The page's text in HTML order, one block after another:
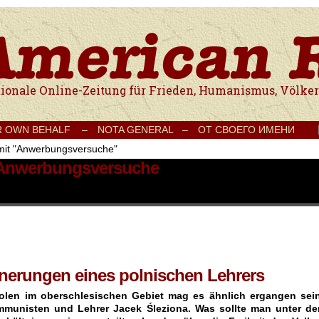
Onlinezeitung für Frieden, Humanismus, Völkerverständigung und
OWN BEHALF – NOTA GENERAL – ОТ СВОЕГО ИМЕНИ
"Anwerbungsversuche"
eines polnischen Lehrers
im oberschlesischen Gebiet mag es ähnlich ergangen
und Lehrer Jacek Śleziona. Was sollte man unter